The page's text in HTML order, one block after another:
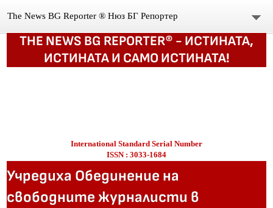
The News BG Reporter ® Нюз БГ Репортер
НОВИНИ
DONATION
THE NEWS BG REPORTER® - ИСТИНАТА,
ИСТИНАТА И САМО ИСТИНАТА!
International Standard Serial Number
ISSN : 3033-1684
Учредиха Обединение на
свободните журналисти в